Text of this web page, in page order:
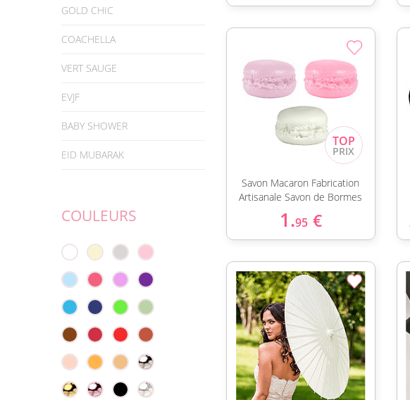
GOLD CHIC
COACHELLA
VERT SAUGE
EVJF
BABY SHOWER
EID MUBARAK
COULEURS
Savon Macaron Fabrication
Artisanale Savon de Bormes
1.95 €